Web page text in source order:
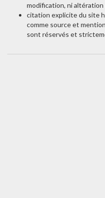
modification, ni altération
citation explicite du site
comme source et
sont réservés et